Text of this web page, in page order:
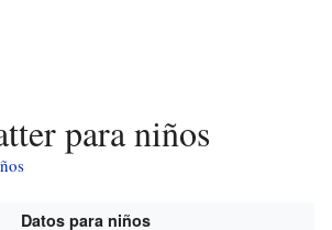
para niños
Datos para niños